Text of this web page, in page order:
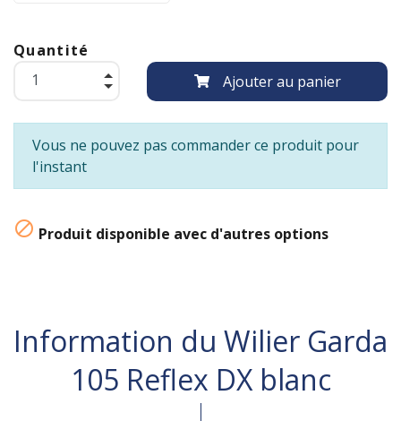
Quantité
Ajouter au panier
Vous ne pouvez pas commander ce produit pour
l'instant
 Produit disponible avec d'autres options
Information du Wilier Garda
105 Reflex DX blanc